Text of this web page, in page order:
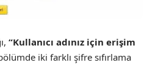
“Kullanıcı adınız için erişim
iki farklı şifre sıfırlama